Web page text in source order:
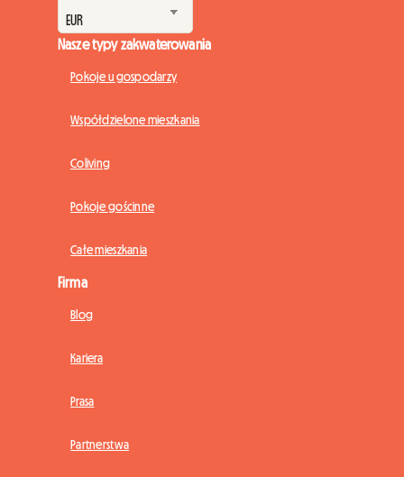
Nasze typy zakwaterowania
Pokoje u gospodarzy
Współdzielone mieszkania
Coliving
Pokoje gościnne
Całe mieszkania
Firma
Blog
Kariera
Prasa
Partnerstwa